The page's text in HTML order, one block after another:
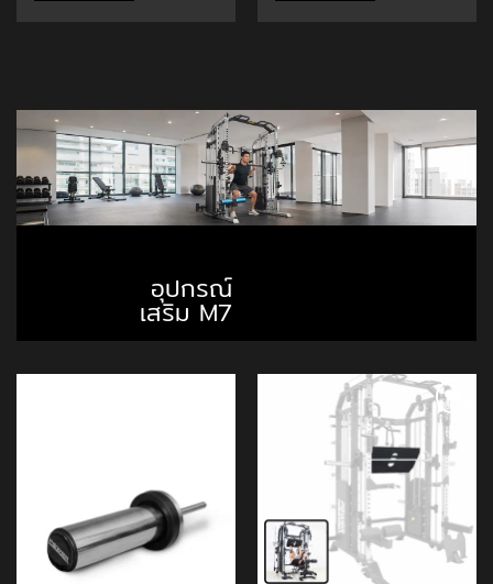
อุปกรณ์
เสริม M7
Add to
Wishlist